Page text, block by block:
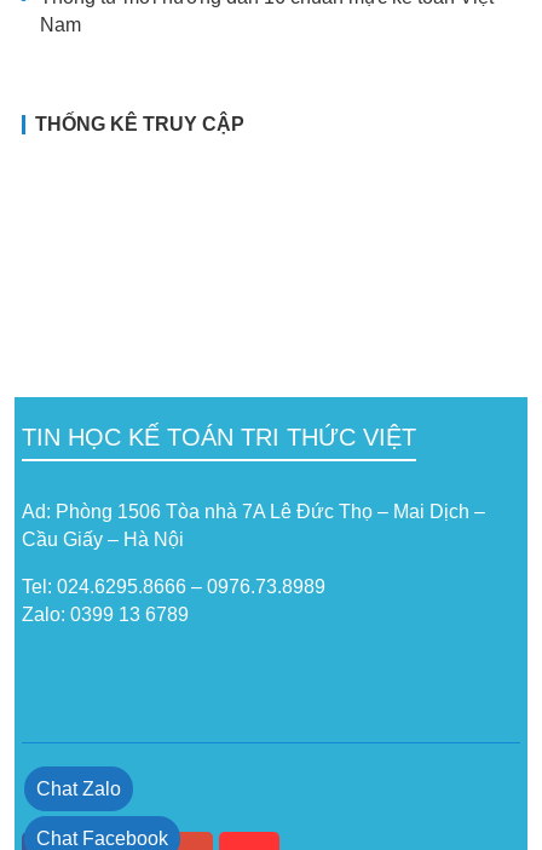
Nam
THỐNG KÊ TRUY CẬP
TIN HỌC KẾ TOÁN TRI THỨC VIỆT
Ad: Phòng 1506 Tòa nhà 7A Lê Đức Thọ – Mai Dịch –
Cầu Giấy – Hà Nội
Tel: 024.6295.8666 – 0976.73.8989
Zalo: 0399 13 6789
Chat Zalo
Chat Facebook